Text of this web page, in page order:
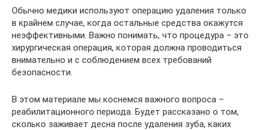
Обычно медики используют операцию удаления только
в крайнем случае, когда остальные средства окажутся
неэффективными. Важно понимать, что процедура – это
хирургическая операция, которая должна проводиться
внимательно и с соблюдением всех требований
безопасности.
В этом материале мы коснемся важного вопроса –
реабилитационного периода. Будет рассказано о том,
сколько заживает десна после удаления зуба, каких